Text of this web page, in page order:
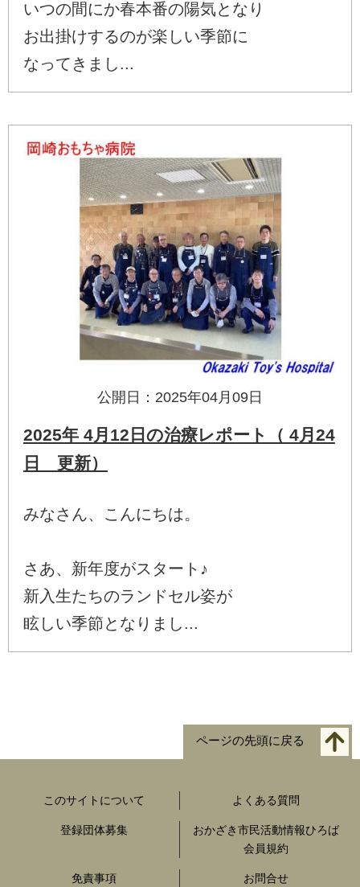
いつの間にか春本番の陽気となり
お出掛けするのが楽しい季節に
なってきまし...
公開日：2025年04月09日
2025年 4月12日の治療レポート（ 4月24
日 更新）
みなさん、こんにちは。
さあ、新年度がスタート♪
新入生たちのランドセル姿が
眩しい季節となりまし...
ページの先頭に戻る
このサイトについて よくある質問
登録団体募集
おかざき市民活動情報ひろば
会員規約
免責事項 お問合せ